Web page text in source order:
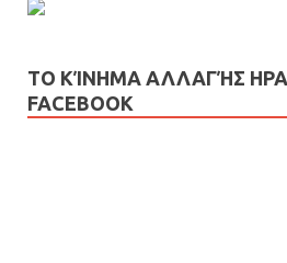
ΤΟ ΚΊΝΗΜΑ ΑΛΛΑΓΉΣ
FACEBOOK